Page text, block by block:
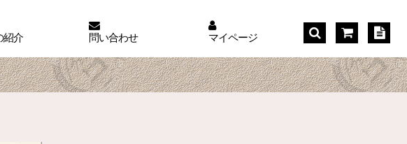
紹介 問い合わせ マイページ